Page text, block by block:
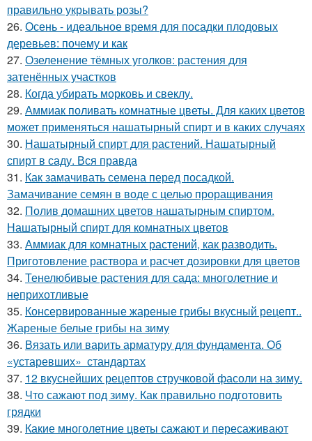
правильно укрывать розы?
26. Осень - идеальное время для посадки плодовых
деревьев: почему и как
27. Озеленение тёмных уголков: растения для
затенённых участков
28. Когда убирать морковь и свеклу.
29. Аммиак поливать комнатные цветы. Для каких цветов
может применяться нашатырный спирт и в каких случаях
30. Нашатырный спирт для растений. Нашатырный
спирт в саду. Вся правда
31. Как замачивать семена перед посадкой.
Замачивание семян в воде с целью проращивания
32. Полив домашних цветов нашатырным спиртом.
Нашатырный спирт для комнатных цветов
33. Аммиак для комнатных растений, как разводить.
Приготовление раствора и расчет дозировки для цветов
34. Тенелюбивые растения для сада: многолетние и
неприхотливые
35. Консервированные жареные грибы вкусный рецепт..
Жареные белые грибы на зиму
36. Вязать или варить арматуру для фундамента. Об
«устаревших» стандартах
37. 12 вкуснейших рецептов стручковой фасоли на зиму.
38. Что сажают под зиму. Как правильно подготовить
грядки
39. Какие многолетние цветы сажают и пересаживают